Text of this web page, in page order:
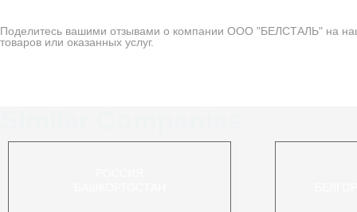
Поделитесь вашими отзывами о компании ООО "БЕЛСТАЛЬ" на
товаров или оказанных услуг.